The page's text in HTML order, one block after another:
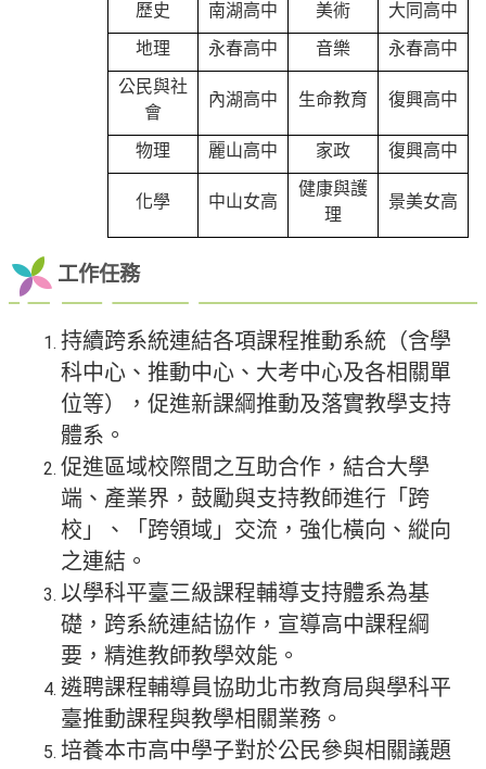
歷史 南湖高中 美術 大同高中
地理 永春高中 音樂 永春高中
公民與社
會
內湖高中 生命教育 復興高中
物理 麗山高中 家政 復興高中
化學 中山女高
健康與護
理
景美女高
工作任務
持續跨系統連結各項課程推動系統（含學
科中心、推動中心、大考中心及各相關單
位等），促進新課綱推動及落實教學支持
體系。
促進區域校際間之互助合作，結合大學
端、產業界，鼓勵與支持教師進行「跨
校」、「跨領域」交流，強化橫向、縱向
之連結。
以學科平臺三級課程輔導支持體系為基
礎，跨系統連結協作，宣導高中課程綱
要，精進教師教學效能。
遴聘課程輔導員協助北市教育局與學科平
臺推動課程與教學相關業務。
培養本市高中學子對於公民參與相關議題